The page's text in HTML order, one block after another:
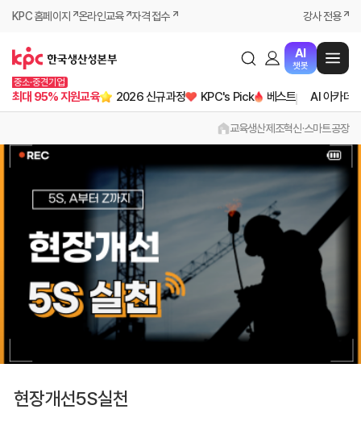
KPC 홈페이지 온라인교육 자격 접수 강사 전용
AI
챗봇
중소·중견기업
최대 95% 지원교육 2026 신규과정 KPC's Pick 베스트 AI 아카데
교육생산제조혁신·스마트공장
현장개선5S실천